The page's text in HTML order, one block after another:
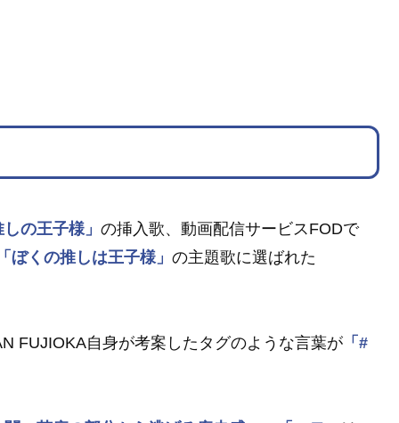
の王子様」 の挿入歌、動画配信サービスFODで
ぼくの推しは王子様」 の主題歌に選ばれた
FUJIOKA自身が考案したタグのような言葉が 「#